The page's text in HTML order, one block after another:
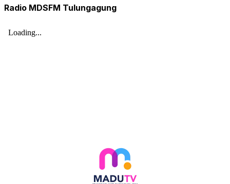
Radio MDSFM Tulungagung